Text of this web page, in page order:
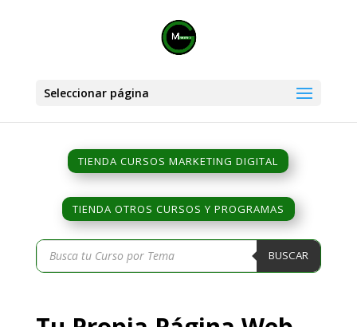
Seleccionar página
TIENDA CURSOS MARKETING DIGITAL
TIENDA OTROS CURSOS Y PROGRAMAS
Búsqueda
de
productos
BUSCAR